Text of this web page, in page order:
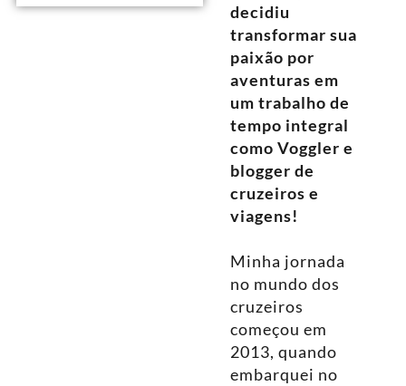
decidiu
transformar sua
paixão por
aventuras em
um trabalho de
tempo integral
como Voggler e
blogger de
cruzeiros e
viagens!
Minha jornada
no mundo dos
cruzeiros
começou em
2013, quando
embarquei no